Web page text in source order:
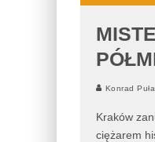
Konrad
Kraków
ciężarem